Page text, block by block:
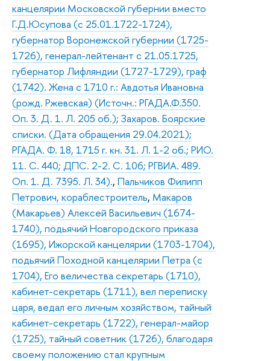
канцелярии Московской губернии вместо
Г.Д.Юсупова (с 25.01.1722-1724),
губернатор Воронежской губернии (1725-
1726), генерал-лейтенант с 21.05.1725,
губернатор Лифляндии (1727-1729), граф
(1742). Жена с 1710 г.: Авдотья Ивановна
(рожд. Ржевская) (Источн.: РГАДА.Ф.350.
Оп. 3. Д. 1. Л. 205 об.); Захаров. Боярские
списки. (Дата обращения 29.04.2021);
РГАДА. Ф. 18, 1715 г. кн. 31. Л. 1-2 об.; РИО.
11. С. 440; ДПС. 2-2. С. 106; РГВИА. 489.
Оп. 1. Д. 7395. Л. 34)., Пальчиков Филипп
Петрович, кораблестроитель, Макаров
(Макарьев) Алексей Васильевич (1674-
1740), подьячий Новгородского приказа
(1695), Ижорской канцелярии (1703-1704),
подьячий Походной канцелярии Петра (с
1704), Его величества секретарь (1710),
кабинет-секретарь (1711), вел переписку
царя, ведал его личным хозяйством, тайный
кабинет-секретарь (1722), генерал-майор
(1725), тайный советник (1726), благодаря
своему положению стал крупным